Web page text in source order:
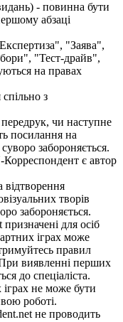
- повинна бути
абзаці
"Заява",
"Тест-драйв",
на правах
з
чи наступне
посилання на
забороняється.
Корреспондент є автор
відтворення
творів
забороняється.
для осіб
іграх може
правил
виявленні перших
до спеціаліста.
не може бути
роботі.
не проводить